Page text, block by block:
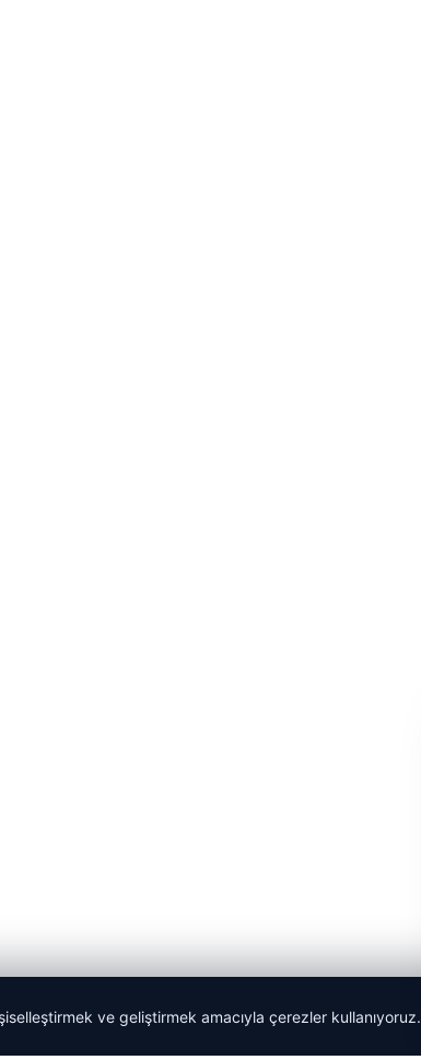
ve geliştirmek amacıyla çerezler kullanıyoruz.